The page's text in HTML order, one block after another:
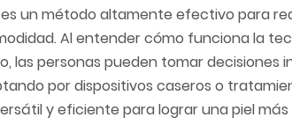
es un método altamente efectivo para
Al entender cómo funciona la
las personas pueden tomar decisiones
por dispositivos caseros o
y eficiente para lograr una piel más